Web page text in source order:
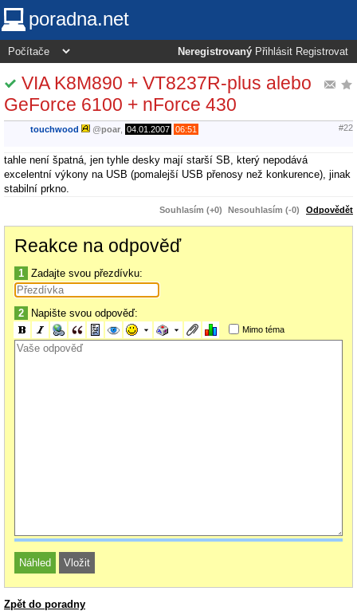
poradna.net
Neregistrovaný Přihlásit Registrovat
VIA K8M890 + VT8237R-plus alebo
GeForce 6100 + nForce 430
touchwood @poar 04.01.2007 06:51 #22
tahle není špatná, jen tyhle desky mají starší SB, který nepodává
excelentní výkony na USB (pomalejší USB přenosy než konkurence), jinak
stabilní prkno.
Souhlasím (+0) Nesouhlasím (-0) Odpovědět
Reakce na odpověď
1 Zadajte svou přezdívku:
2 Napište svou odpověď:
Mimo téma
Zpět do poradny